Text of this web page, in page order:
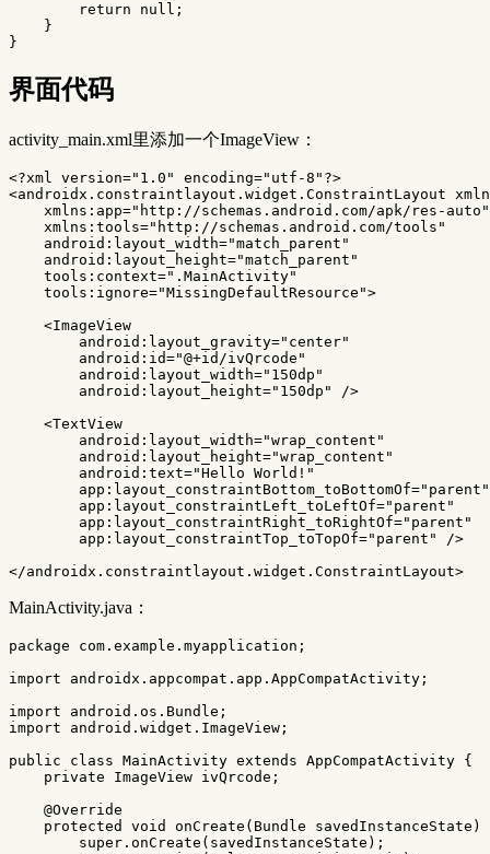
return
null ;
}
}
界面代码
activity_main.xml里添加一个ImageView：
<?xml version="1.0" encoding="utf-8"?>
<androidx.constraintlayout.widget.ConstraintLayout
xmlns:app="http://schemas.android.com/apk/res-auto"
xmlns:tools="http://schemas.android.com/tools"
android:layout_width="match_parent"
android:layout_height="match_parent"
tools:context=".MainActivity"
tools:ignore="MissingDefaultResource">
<ImageView
android:layout_gravity="center"
android:id="@+id/ivQrcode"
android:layout_width="150dp"
android:layout_height="150dp"
/>
<TextView
android:layout_width="wrap_content"
android:layout_height="wrap_content"
android:text="Hello World!"
app:layout_constraintBottom_toBottomOf="parent"
app:layout_constraintLeft_toLeftOf="parent"
app:layout_constraintRight_toRightOf="parent"
app:layout_constraintTop_toTopOf="parent"
/>
</androidx.constraintlayout.widget.ConstraintLayout>
MainActivity.java：
package com.example.myapplication ;
import
androidx.appcompat.app.AppCompatActivity ;
import
android.os.Bundle ;
import
android.widget.ImageView ;
public
class MainActivity extends AppCompatActivity {
private
ImageView ivQrcode ;
@Override
protected
void onCreate ( Bundle savedInstanceState )
super . onCreate ( savedInstanceState );